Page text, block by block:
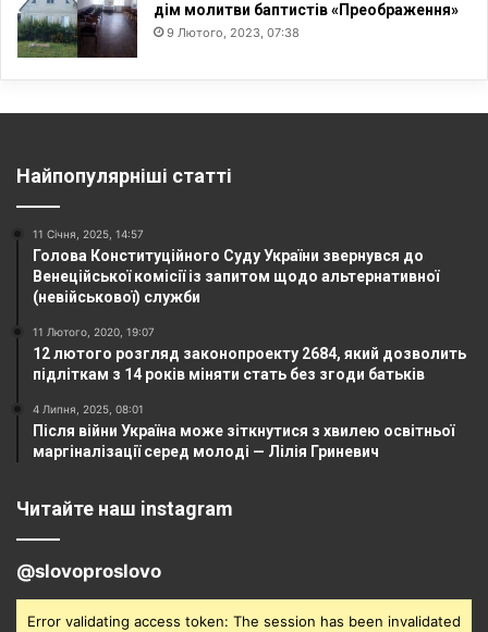
дім молитви баптистів «Преображення»
9 Лютого, 2023, 07:38
Найпопулярніші статті
11 Січня, 2025, 14:57
Голова Конституційного Суду України звернувся до
Венеційської комісії із запитом щодо альтернативної
(невійськової) служби
11 Лютого, 2020, 19:07
12 лютого розгляд законопроекту 2684, який дозволить
підліткам з 14 років міняти стать без згоди батьків
4 Липня, 2025, 08:01
Після війни Україна може зіткнутися з хвилею освітньої
маргіналізації серед молоді — Лілія Гриневич
Читайте наш instagram
@slovoproslovo
Error validating access token: The session has been invalidated